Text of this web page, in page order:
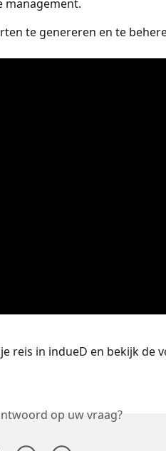
management.
te genereren en te
reis in indueD en bekijk de
op uw vraag?